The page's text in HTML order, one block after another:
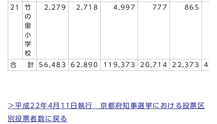
21
竹
の
里
小
学
校
2,279 2,718 4,997 777 865
合 計 56,483 62,890 119,373 20,714 22,373
＞平成22年4月11日執行 京都府知事選挙における投票区
別投票者数に戻る